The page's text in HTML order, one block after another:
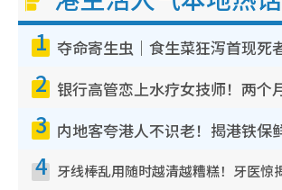
1
2
3
4